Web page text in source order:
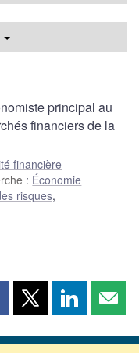
principal au
financiers de la
financière
: Économie
risques,
Partager
page
Partager
page page